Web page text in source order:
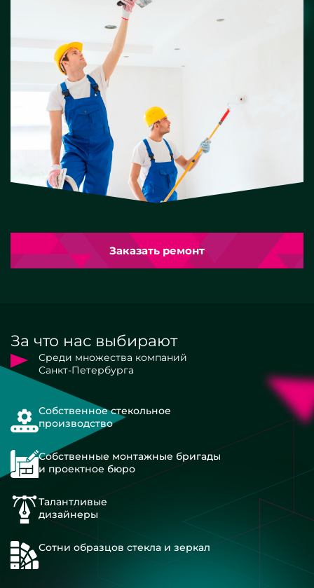
Заказать ремонт
За что нас выбирают
Среди множества компаний
Санкт-Петербурга
Собственное стекольное
производство
Собственные монтажные бригады
и проектное бюро
Талантливые
дизайнеры
Сотни образцов стекла и зеркал